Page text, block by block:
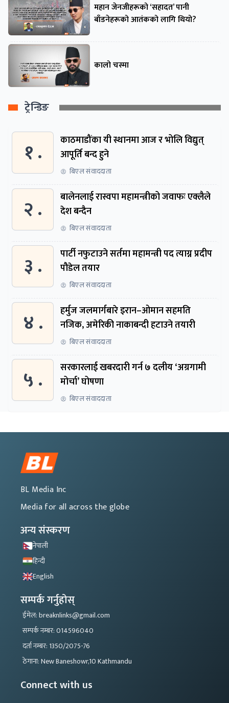
महान जेनजीहरूको ‘सहादत’ पानी
बाँडनेहरूको आतंकको लागि थियो?
कालो चस्मा
ट्रेन्डिङ
१ .
काठमाडौंका यी स्थानमा आज र भोलि विद्युत्
आपूर्ति बन्द हुने
बिएल संवाददाता
२ .
बालेनलाई रास्वपा महामन्त्रीको जवाफः एक्लैले
देश बन्दैन
बिएल संवाददाता
३ .
पार्टी नफुटाउने सर्तमा महामन्त्री पद त्याग्न प्रदीप
पौडेल तयार
बिएल संवाददाता
४ .
हर्मुज जलमार्गबारे इरान–ओमान सहमति
नजिक, अमेरिकी नाकाबन्दी हटाउने तयारी
बिएल संवाददाता
५ .
सरकारलाई खबरदारी गर्न ७ दलीय ‘अग्रगामी
मोर्चा’ घोषणा
बिएल संवाददाता
BL Media Inc
Media for all across the globe
अन्य संस्करण
नेपाली
हिन्दी
English
सम्पर्क गर्नुहोस्
ईमेल: breaknlinks@gmail.com
सम्पर्क नम्बर: 014596040
दर्ता नम्बर: 1350/2075-76
ठेगाना: New Baneshowr,10 Kathmandu
Connect with us